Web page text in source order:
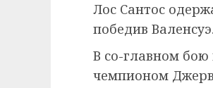
Лос Сантос
победив
В со-главном
чемпионом